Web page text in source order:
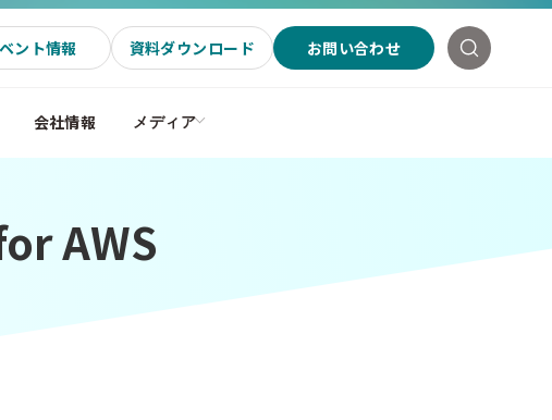
ント情報 資料ダウンロード お問い合わせ
会社情報 メディア
AWS